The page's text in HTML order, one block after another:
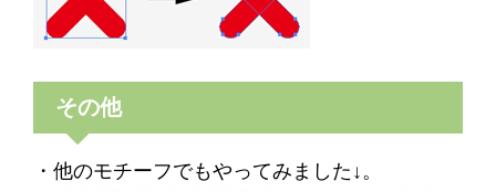
その他
・他のモチーフでもやってみました↓。